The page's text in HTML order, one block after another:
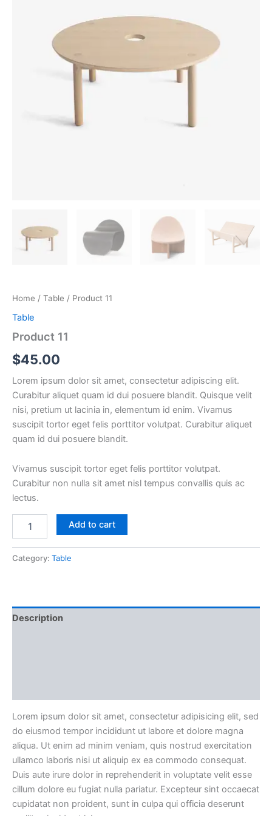
Home / Table / Product 11
Table
Product 11
$45.00
Lorem ipsum dolor sit amet, consectetur adipiscing elit.
Curabitur aliquet quam id dui posuere blandit. Quisque velit
nisi, pretium ut lacinia in, elementum id enim. Vivamus
suscipit tortor eget felis porttitor volutpat. Curabitur aliquet
quam id dui posuere blandit.
Vivamus suscipit tortor eget felis porttitor volutpat.
Curabitur non nulla sit amet nisl tempus convallis quis ac
lectus.
Add to cart
Category: Table
Description
Lorem ipsum dolor sit amet, consectetur adipisicing elit, sed
do eiusmod tempor incididunt ut labore et dolore magna
aliqua. Ut enim ad minim veniam, quis nostrud exercitation
ullamco laboris nisi ut aliquip ex ea commodo consequat.
Duis aute irure dolor in reprehenderit in voluptate velit esse
cillum dolore eu fugiat nulla pariatur. Excepteur sint occaecat
cupidatat non proident, sunt in culpa qui officia deserunt